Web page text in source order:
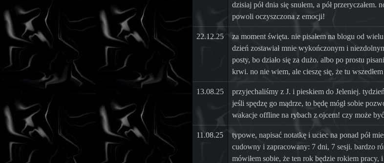
dzisiaj pół dnia się snułem, a pół przeryczałem.
powoli oczyszczona z emocji!
22.12.25
za moment święta. nie pisałem na blogu od
dzień zostawiał mnie wykończonym i
posty, bo działo się za dużo. albo po prostu
krwi. no nie wiem, ale cieszę się, że tu
13.08.25
przyjechaliśmy z J. i pieskiem do Jeleniej.
jeśli spędzę go mądrze, to będę mógł sobie
wakacje offline na rybach z ojcem! czy może
11.08.25
typowe, napisać notatkę i uciec na ponad pół
cudowny i zapracowany: 7 dni, 7 sesji. bardzo
mówiłem sobie, że ten rok będzie rokiem pracy,